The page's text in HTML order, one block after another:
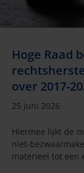
Hoge Raad
over 2017-
25 juni 2026
Hiermee lijkt de
niet-
materieel tot een